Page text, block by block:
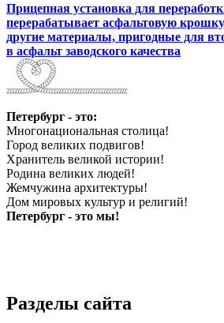
Прицепная установка для
перерабатывает асфальтовую
другие материалы, пригодные для
в асфальт заводского качества
Петербург - это:
Многонациональная столица!
Город великих подвигов!
Хранитель великой истории!
Родина великих людей!
Жемчужина архитектуры!
Дом мировых культур и религий!
Петербург - это мы!
Разделы сайта